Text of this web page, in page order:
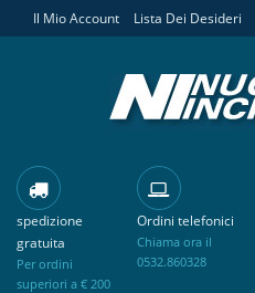
Il Mio Account Lista Dei Desideri
spedizione
gratuita
Per ordini
superiori a € 200
Ordini telefonici
Chiama ora il
0532.860328